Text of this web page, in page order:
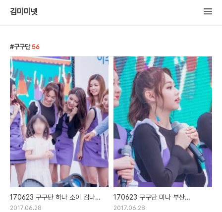
김미미넷
구구단 56
170623 구구단 하나 소이 김나영
혜연 해빈 미미 샐리 강미나 부산
2017.06.28
170623 구구단 미나 부산
환경음악회 직찍
2017.06.28